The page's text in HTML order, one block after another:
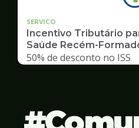
SERVICO
Incentivo Tributário
Saúde Recém-
50% de desconto no ISS